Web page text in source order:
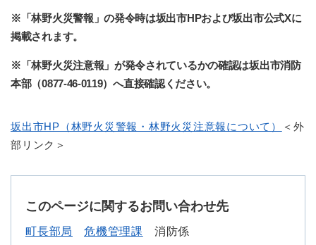
※「林野火災警報」の発令時は坂出市HPおよび坂出市公式Xに
掲載されます。
※「林野火災注意報」が発令されているかの確認は坂出市消防
本部（0877-46-0119）へ直接確認ください。
坂出市HP（林野火災警報・林野火災注意報について）
＜外
部リンク＞
このページに関するお問い合わせ先
町長部局 危機管理課
消防係